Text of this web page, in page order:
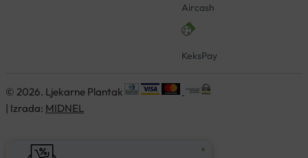
Aircash
KeksPay
© 2026. Ljekarne Plantak
| Izrada: MIDNEL